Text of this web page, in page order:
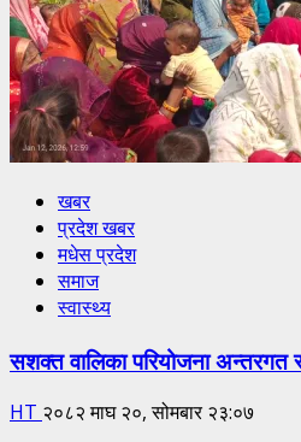
खबर
प्रदेश खबर
मधेस प्रदेश
समाज
स्वास्थ्य
सशक्त वालिका परियोजना
HT २०८२ माघ २०, सोमबार २३:०७